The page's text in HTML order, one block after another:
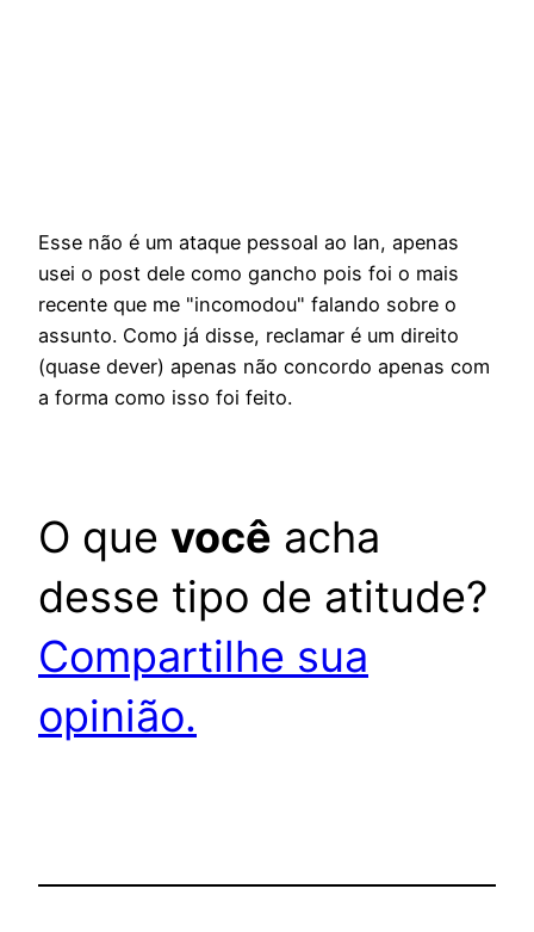
Esse não é um ataque pessoal ao Ian, apenas
usei o post dele como gancho pois foi o mais
recente que me "incomodou" falando sobre o
assunto. Como já disse, reclamar é um direito
(quase dever) apenas não concordo apenas com
a forma como isso foi feito.
O que você acha
desse tipo de atitude?
Compartilhe sua
opinião.